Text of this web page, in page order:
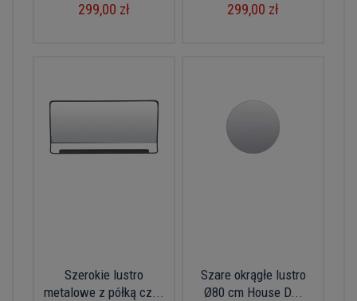
299,00 zł 299,00 zł
Szerokie lustro
metalowe z półką cz...
Szare okrągłe lustro
Ø80 cm House D...